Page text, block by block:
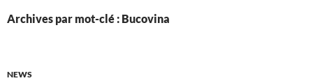
Archives par mot-clé : Bucovina
NEWS